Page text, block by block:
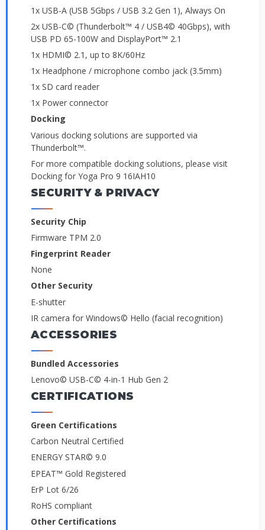
1x USB-A (USB 5Gbps / USB 3.2 Gen 1), Always On
2x USB-C© (Thunderbolt™ 4 / USB4© 40Gbps), with
USB PD 65-100W and DisplayPort™ 2.1
1x HDMI© 2.1, up to 8K/60Hz
1x Headphone / microphone combo jack (3.5mm)
1x SD card reader
1x Power connector
Docking
Various docking solutions are supported via
Thunderbolt™.
For more compatible docking solutions, please visit
Docking for Yoga Pro 9 16IAH10
SECURITY & PRIVACY
Security Chip
Firmware TPM 2.0
Fingerprint Reader
None
Other Security
E-shutter
IR camera for Windows© Hello (facial recognition)
ACCESSORIES
Bundled Accessories
Lenovo© USB-C© 4-in-1 Hub Gen 2
CERTIFICATIONS
Green Certifications
Carbon Neutral Certified
ENERGY STAR© 9.0
EPEAT™ Gold Registered
ErP Lot 6/26
RoHS compliant
Other Certifications